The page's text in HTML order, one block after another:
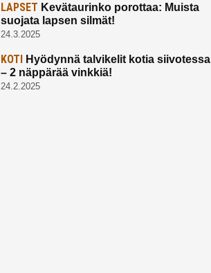
LAPSET Kevätaurinko porottaa: Muista
suojata lapsen silmät!
24.3.2025
KOTI
Hyödynnä talvikelit kotia siivotessa
– 2 näppärää vinkkiä!
24.2.2025